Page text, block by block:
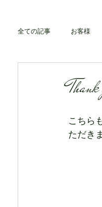
全ての記事 お客様
こちら
ただき